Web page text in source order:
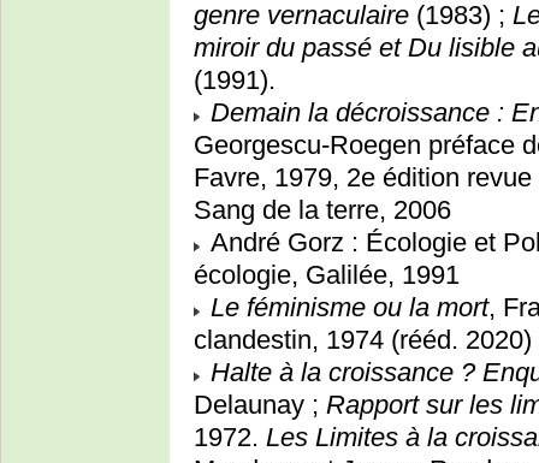
genre vernaculaire (1983) ;
miroir du passé et Du lisible
(1991).
Demain la décroissance :
Georgescu-Roegen préface
Favre, 1979, 2e édition
Sang de la terre, 2006
André Gorz : Écologie et
écologie, Galilée, 1991
Le féminisme ou la mort,
clandestin, 1974 (rééd. 2020)
Halte à la croissance ?
Delaunay ; Rapport sur les
1972. Les Limites à la